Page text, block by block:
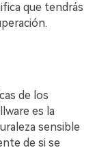
que tendrás
de los
es la
sensible
de si se